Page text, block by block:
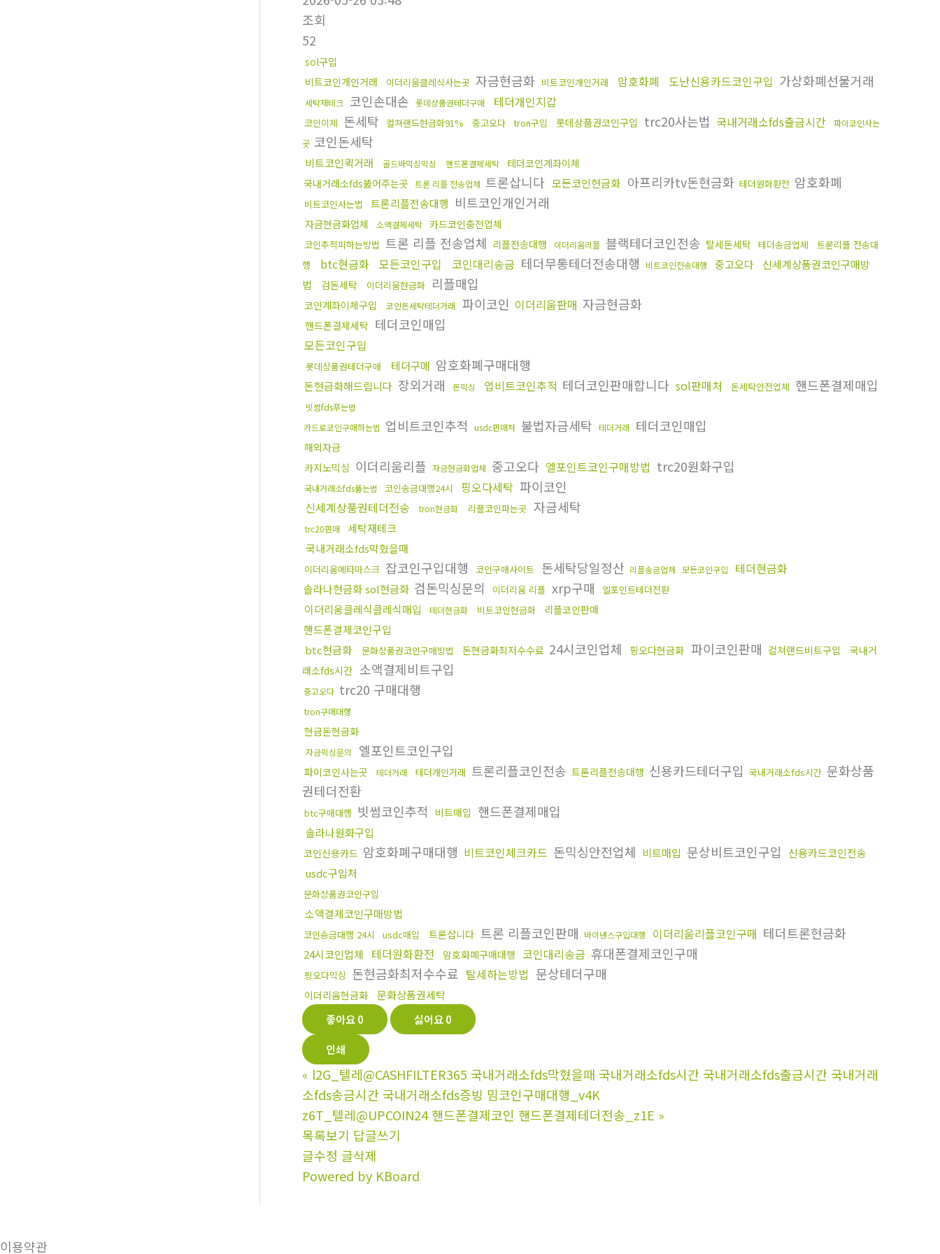
조회
52
sol구입
비트코인개인거래
이더리움클레식사는곳 자금현금화 비트코인개인거래 암호화폐 도난신용카드코인구입 가상화폐선물거래
세탁재테크 코인손대손 롯데상품권테더구매 테더개인지갑
코인이체 돈세탁 컬쳐랜드현금화91% 중고오다 tron구입 롯데상품권코인구입 trc20사는법 국내거래소fds출금시간
파이코인사는
곳 코인돈세탁
비트코인퀵거래 골드바믹싱믹싱 핸드폰결제세탁
테더코인계좌이체
국내거래소fds뚫어주는곳
트론 리플 전송업체 트론삽니다 모든코인현금화 아프리카tv돈현금화 테더원화환전 암호화폐
비트코인사는법 트론리플전송대행 비트코인개인거래
자금현금화업체 소액결제세탁 카드코인충전업체
코인추적피하는방법 트론 리플 전송업체 리플전송대행 이더리움리플 블랙테더코인전송 탈세돈세탁 테더송금업체
트론리플 전송대
행
btc현금화 모든코인구입 코인대리송금 테더무통테더전송대행 비트코인전송대행 중고오다
신세계상품권코인구매방
법
검돈세탁 이더리움현금화 리플매입
코인계좌이체구입 코인돈세탁테더거래 파이코인 이더리움판매 자금현금화
핸드폰결제세탁 테더코인매입
모든코인구입
롯데상품권테더구매 테더구매 암호화폐구매대행
돈현금화해드립니다 장외거래 돈믹싱 업비트코인추적 테더코인판매합니다 sol판매처 돈세탁안전업체 핸드폰결제매입
빗썸fds푸는법
카드로코인구매하는법 업비트코인추적 usdc판매처 불법자금세탁 테더거래 테더코인매입
해외자금
카지노믹싱 이더리움리플 자금현금화업체 중고오다 엘포인트코인구매방법 trc20원화구입
국내거래소fds뚫는법 코인송금대행24시 핑오다세탁 파이코인
신세계상품권테더전송 tron현금화 리플코인파는곳 자금세탁
trc20판매
세탁재테크
국내거래소fds막혔을때
이더리움메타마스크 잡코인구입대행 코인구매사이트 돈세탁당일정산 리플송금업체 모든코인구입 테더현금화
솔라나현금화 sol현금화 검돈믹싱문의 이더리움 리플 xrp구매 엘포인트테더전환
이더리움클레식클레식매입 테더현금화 비트코인현금화 리플코인판매
핸드폰결제코인구입
btc현금화
문화상품권코인구매방법 돈현금화최저수수료 24시코인업체 핑오다현금화 파이코인판매 컬쳐랜드비트구입
국내거
래소fds시간 소액결제비트구입
중고오다 trc20 구매대행
tron구매대행
현금돈현금화
자금믹싱문의 엘포인트코인구입
파이코인사는곳 테더거래 테더개인거래 트론리플코인전송 트론리플전송대행 신용카드테더구입 국내거래소fds시간 문화상품
권테더전환
btc구매대행 빗썸코인추적 비트매입 핸드폰결제매입
솔라나원화구입
코인신용카드 암호화폐구매대행 비트코인체크카드 돈믹싱안전업체 비트매입 문상비트코인구입
신용카드코인전송
usdc구입처
문화상품권코인구입
소액결제코인구매방법
코인송금대행 24시 usdc매입 트론삽니다 트론 리플코인판매 바이낸스구입대행 이더리움리플코인구매 테더트론현금화
24시코인업체 테더원화환전 암호화폐구매대행 코인대리송금 휴대폰결제코인구매
핑오다믹싱 돈현금화최저수수료 탈세하는방법 문상테더구매
이더리움현금화
문화상품권세탁
좋아요0 싫어요0
인쇄
« l2G_텔레@CASHFILTER365 국내거래소fds막혔을때 국내거래소fds시간 국내거래소fds출금시간 국내거래
소fds송금시간 국내거래소fds증빙 밈코인구매대행_v4K
z6T_텔레@UPCOIN24 핸드폰결제코인 핸드폰결제테더전송_z1E »
목록보기 답글쓰기
글수정 글삭제
Powered by KBoard
이용약관